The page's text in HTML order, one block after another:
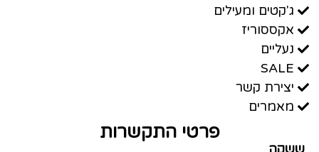
ג'קטים ומעילים
אקססוריז
נעליים
SALE
יצירת קשר
מאמרים
פרטי התקשרות